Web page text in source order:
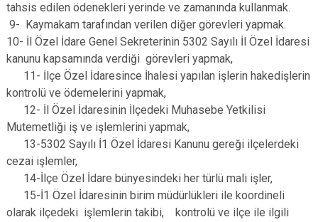
tahsis edilen ödenekleri yerinde ve zamanında kullanmak.
9- Kaymakam tarafından verilen diğer görevleri yapmak.
10- İl Özel İdare Genel Sekreterinin 5302 Sayılı İl Özel İdaresi
kanunu kapsamında verdiği görevleri yapmak,
11- İlçe Özel İdaresince İhalesi yapılan işlerin hakedişlerin
kontrolü ve ödemelerini yapmak,
12- İl Özel İdaresinin İlçedeki Muhasebe Yetkilisi
Mutemetliği iş ve işlemlerini yapmak,
13-5302 Sayılı İ1 Özel İdaresi Kanunu gereği ilçelerdeki
cezai işlemler,
14-İlçe Özel İdare bünyesindeki her türlü mali işler,
15-İ1 Özel İdaresinin birim müdürlükleri ile koordineli
olarak ilçedeki işlemlerin takibi, kontrolü ve ilçe ile ilgili